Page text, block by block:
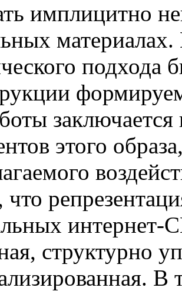
имплицитно
этого
что
интернет-
структурно
В